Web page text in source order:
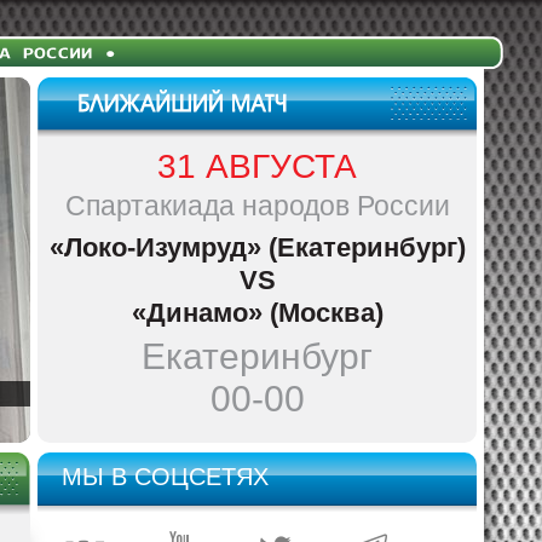
31 АВГУСТА
Спартакиада народов России
«Локо-Изумруд» (Екатеринбург)
VS
«Динамо» (Москва)
Екатеринбург
00-00
МЫ В СОЦСЕТЯХ